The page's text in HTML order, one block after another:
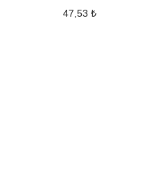
47,53 ₺